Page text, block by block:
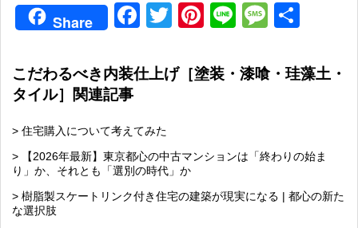
Share Facebook
TwitterPinterest
Line
こだわるべき内装仕上げ［塗装・漆喰・珪藻土・
タイル］関連記事
> 住宅購入について考えてみた
> 【2026年最新】東京都心の中古マンションは「終わりの始ま
り」か、それとも「選別の時代」か
> 樹脂製スケートリンク付き住宅の建築が現実になる | 都心の新た
な選択肢